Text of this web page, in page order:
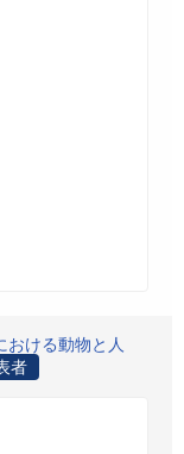
おける動物と人
者